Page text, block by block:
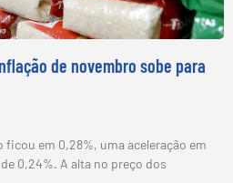
de novembro sobe para
em 0,28%, uma aceleração em
0,24%. A alta no preço dos